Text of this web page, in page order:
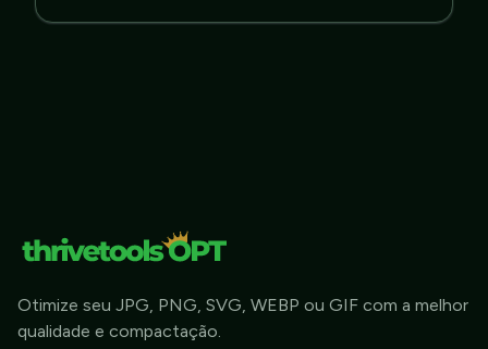
Otimize seu JPG, PNG, SVG, WEBP ou GIF com a melhor
qualidade e compactação.